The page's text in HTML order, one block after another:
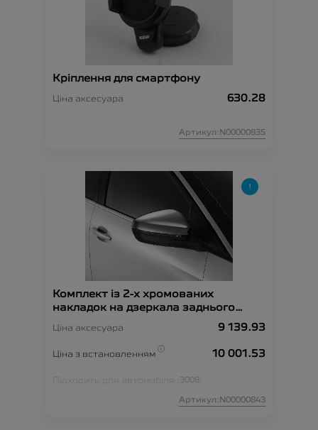
Кріплення для смартфону
Ціна аксесуара 630.28
Артикул:N00000835
Комплект із 2-х хромованих
накладок на дзеркала заднього
Ціна аксесуара 9 139.93
Ціна з встановленням 10 001.53
Підходить для автомобіля : 3008;
Артикул:N00000843